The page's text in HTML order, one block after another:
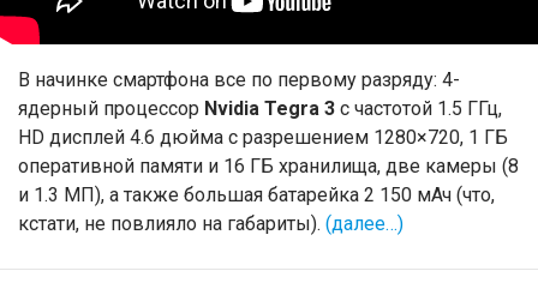
В начинке смартфона все по первому разряду: 4-
ядерный процессор Nvidia Tegra 3 с частотой 1.5 ГГц,
HD дисплей 4.6 дюйма с разрешением 1280×720, 1 ГБ
оперативной памяти и 16 ГБ хранилища, две камеры (8
и 1.3 МП), а также большая батарейка 2 150 мАч (что,
кстати, не повлияло на габариты). (далее…)